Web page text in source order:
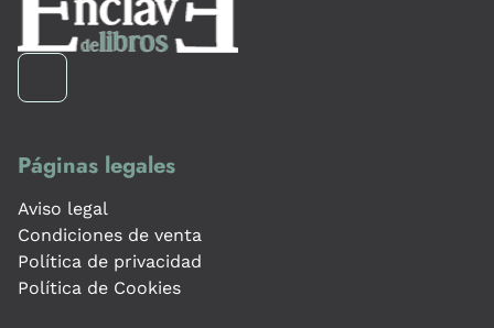
Páginas legales
Aviso legal
Condiciones de venta
Política de privacidad
Política de Cookies